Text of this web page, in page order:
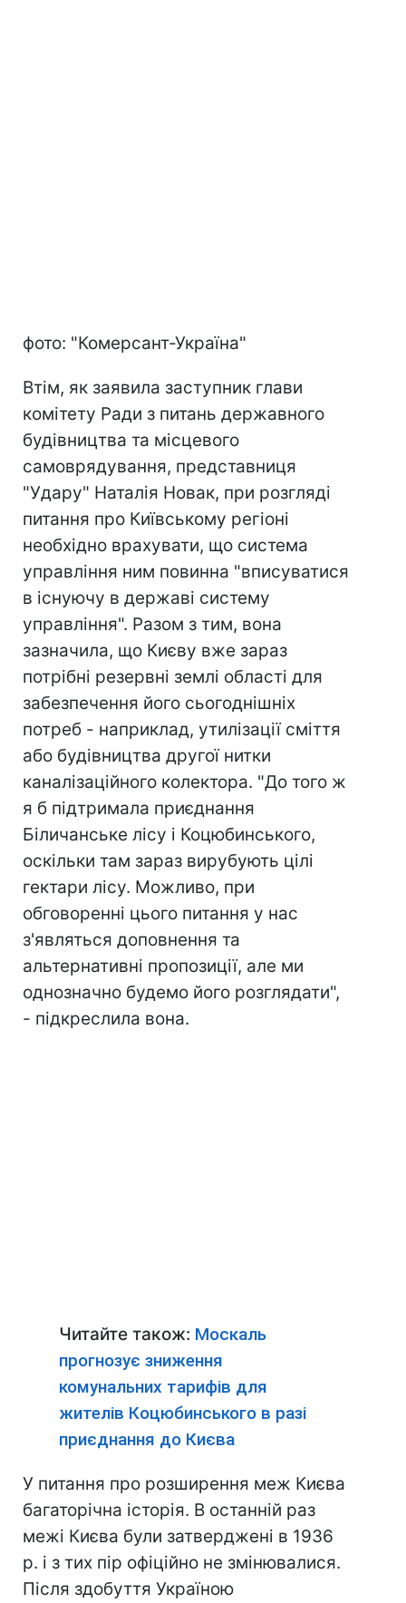
фото: "Комерсант-Україна"
Втім, як заявила заступник глави
комітету Ради з питань державного
будівництва та місцевого
самоврядування, представниця
"Удару" Наталія Новак, при розгляді
питання про Київському регіоні
необхідно врахувати, що система
управління ним повинна "вписуватися
в існуючу в державі систему
управління". Разом з тим, вона
зазначила, що Києву вже зараз
потрібні резервні землі області для
забезпечення його сьогоднішніх
потреб - наприклад, утилізації сміття
або будівництва другої нитки
каналізаційного колектора. "До того ж
я б підтримала приєднання
Біличанське лісу і Коцюбинського,
оскільки там зараз вирубують цілі
гектари лісу. Можливо, при
обговоренні цього питання у нас
з'являться доповнення та
альтернативні пропозиції, але ми
однозначно будемо його розглядати",
- підкреслила вона.
Читайте також: Москаль
прогнозує зниження
комунальних тарифів для
жителів Коцюбинського в разі
приєднання до Києва
У питання про розширення меж Києва
багаторічна історія. В останній раз
межі Києва були затверджені в 1936
р. і з тих пір офіційно не змінювалися.
Після здобуття Україною